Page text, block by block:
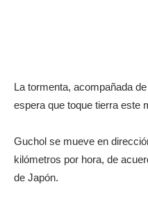
La tormenta, acompañada
espera que toque tierra este
Guchol se mueve en
kilómetros por hora, de
de Japón.